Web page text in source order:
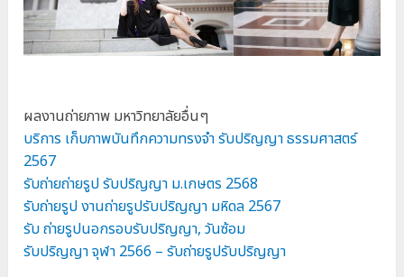
ผลงานถ่ายภาพ มหาวิทยาลัยอื่นๆ
บริการ เก็บภาพบันทึกความทรงจำ รับปริญญา ธรรมศาสตร์
2567
รับถ่ายถ่ายรูป รับปริญญา ม.เกษตร 2568
รับถ่ายรูป งานถ่ายรูปรับปริญญา มหิดล 2567
รับ ถ่ายรูปนอกรอบรับปริญญา, วันซ้อม
รับปริญญา จุฬา 2566 – รับถ่ายรูปรับปริญญา